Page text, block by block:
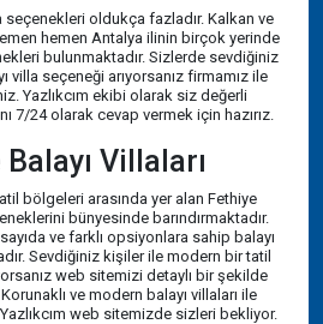
seçenekleri oldukça fazladır. Kalkan ve
hemen Antalya ilinin birçok yerinde
bulunmaktadır. Sizlerde sevdiğiniz
villa seçeneği arıyorsanız firmamız ile
Yazlıkcım ekibi olarak siz değerli
7/24 olarak cevap vermek için hazırız.
Balayı Villaları
bölgeleri arasında yer alan Fethiye
bünyesinde barındırmaktadır.
ve farklı opsiyonlara sahip balayı
Sevdiğiniz kişiler ile modern bir tatil
web sitemizi detaylı bir şekilde
ve modern balayı villaları ile
web sitemizde sizleri bekliyor.